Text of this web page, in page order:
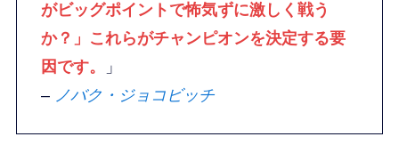
がビッグポイントで怖気ずに激しく戦う
か？」これらがチャンピオンを決定する要
因です。
」
– ノバク・ジョコビッチ